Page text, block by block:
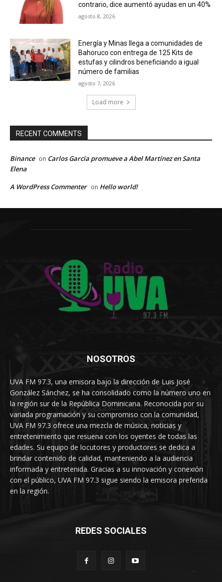
contrario, dice aumentó ayudas en un 40%
agosto 8, 2026
Energía y Minas llega a comunidades de
Bahoruco con entrega de 125 Kits de
estufas y cilindros beneficiando a igual
número de familias
agosto 7, 2026
Load more
RECENT COMMENTS
Binance on Carlos García promueve a Abel Martínez en Santa
Elena
A WordPress Commenter on Hello world!
NOSOTROS
UVA FM 97.3, una emisora bajo la dirección de Luis José
González Sánchez, se ha consolidado como la número uno en
la región sur de la República Dominicana. Reconocida por su
variada programación y su compromiso con la comunidad,
UVA FM 97.3 ofrece una mezcla de música, noticias y
entretenimiento que resuena con los oyentes de todas las
edades. Su equipo de locutores y productores se dedica a
brindar contenido de calidad, manteniendo a la audiencia
informada y entretenida. Gracias a su innovación y conexión
con el público, UVA FM 97.3 sigue siendo la emisora preferida
en la región.
REDES SOCIALES